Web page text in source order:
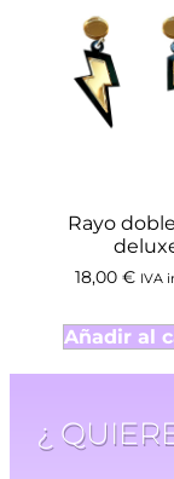
Rayo
18,00 € IVA
Añadir al
¿